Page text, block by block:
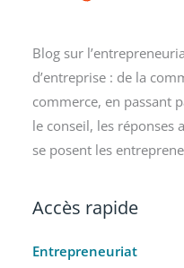
Blog sur
d’entreprise : de la
commerce, en passant
le conseil, les réponses
se posent les
Accès rapide
Entrepreneuriat